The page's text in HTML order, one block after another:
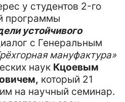
у студентов 2-го
программы
устойчивого
с Генеральным
мануфактура»
наук Кцоевым
который 21
на научный семинар.